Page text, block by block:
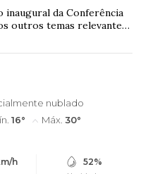
inaugural da Conferência
outros temas relevantes,
Documento de
nublado
16° Máx. 30°
h 52%